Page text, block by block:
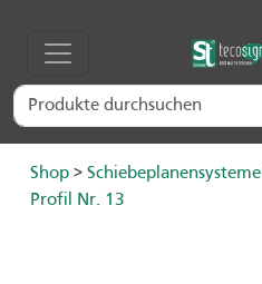
Shop > Schiebeplanensysteme
Profil Nr. 13